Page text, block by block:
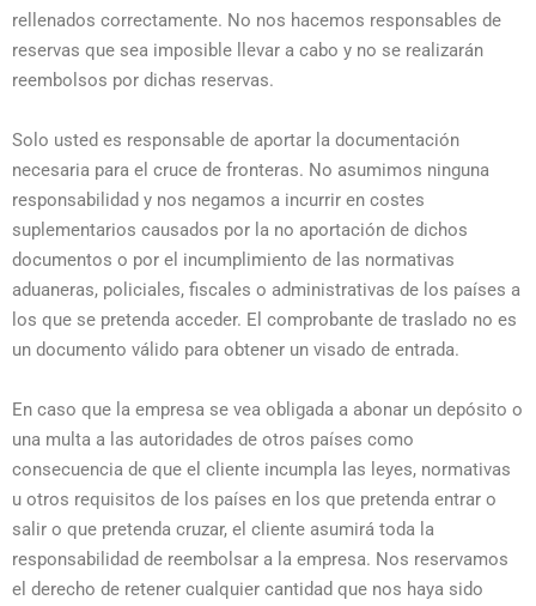
rellenados correctamente. No nos hacemos responsables de
reservas que sea imposible llevar a cabo y no se realizarán
reembolsos por dichas reservas.
Solo usted es responsable de aportar la documentación
necesaria para el cruce de fronteras. No asumimos ninguna
responsabilidad y nos negamos a incurrir en costes
suplementarios causados por la no aportación de dichos
documentos o por el incumplimiento de las normativas
aduaneras, policiales, fiscales o administrativas de los países a
los que se pretenda acceder. El comprobante de traslado no es
un documento válido para obtener un visado de entrada.
En caso que la empresa se vea obligada a abonar un depósito o
una multa a las autoridades de otros países como
consecuencia de que el cliente incumpla las leyes, normativas
u otros requisitos de los países en los que pretenda entrar o
salir o que pretenda cruzar, el cliente asumirá toda la
responsabilidad de reembolsar a la empresa. Nos reservamos
el derecho de retener cualquier cantidad que nos haya sido